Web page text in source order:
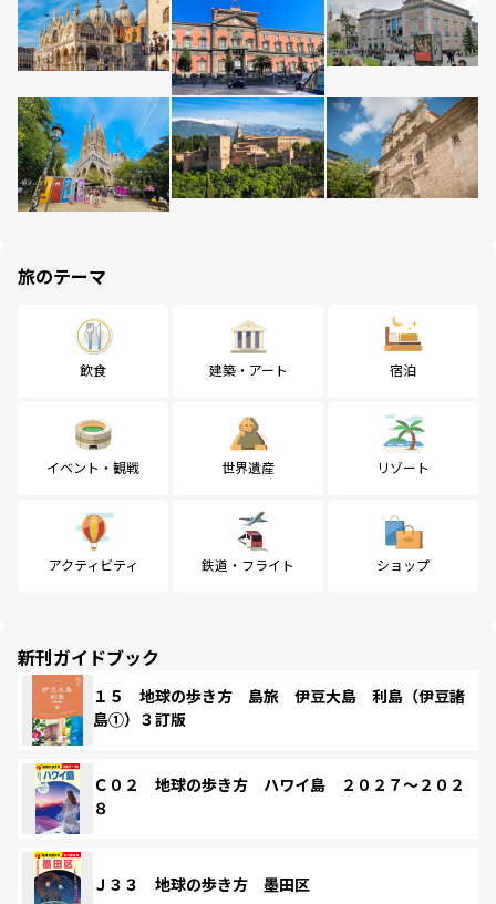
旅のテーマ
飲食 建築・アート 宿泊
イベント・観戦 世界遺産 リゾート
アクティビティ 鉄道・フライト ショップ
新刊ガイドブック
１５ 地球の歩き方 島旅 伊豆大島 利島（伊豆諸
島①）３訂版
Ｃ０２ 地球の歩き方 ハワイ島 ２０２７～２０２
８
Ｊ３３ 地球の歩き方 墨田区